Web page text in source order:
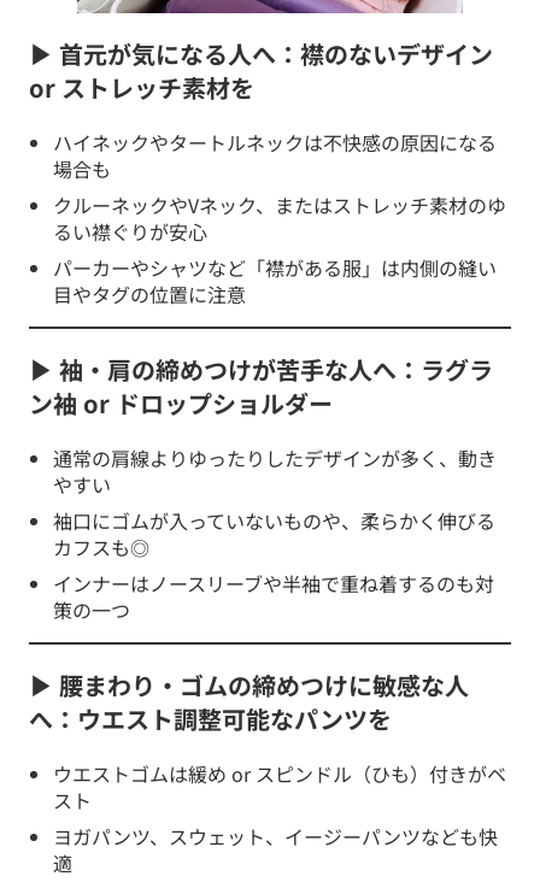
▶ 首元が気になる人へ：襟のないデザイン
or ストレッチ素材を
ハイネックやタートルネックは不快感の原因になる
場合も
クルーネックやVネック、またはストレッチ素材のゆ
るい襟ぐりが安心
パーカーやシャツなど「襟がある服」は内側の縫い
目やタグの位置に注意
▶ 袖・肩の締めつけが苦手な人へ：ラグラ
ン袖 or ドロップショルダー
通常の肩線よりゆったりしたデザインが多く、動き
やすい
袖口にゴムが入っていないものや、柔らかく伸びる
カフスも◎
インナーはノースリーブや半袖で重ね着するのも対
策の一つ
▶ 腰まわり・ゴムの締めつけに敏感な人
へ：ウエスト調整可能なパンツを
ウエストゴムは緩め or スピンドル（ひも）付きがベ
スト
ヨガパンツ、スウェット、イージーパンツなども快
適